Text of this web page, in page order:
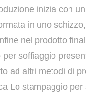
inizia con
in uno
nel prodotto
per soffiaggio
ad altri metodi di
Lo stampaggio per